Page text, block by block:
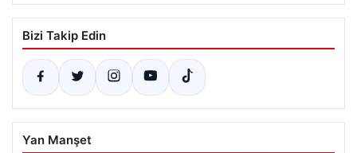
Bizi Takip Edin
Yan Manşet